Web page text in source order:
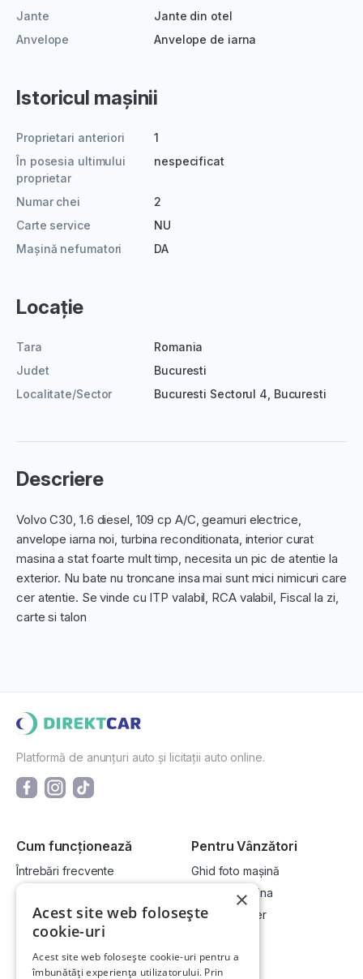
Jante
Jante din otel
Anvelope
Anvelope de iarna
Istoricul mașinii
Proprietari anteriori
1
În posesia ultimului
proprietar
nespecificat
Numar chei
2
Carte service
NU
Mașină nefumatori
DA
Locație
Tara
Romania
Judet
Bucuresti
Localitate/Sector
Bucuresti Sectorul 4, Bucuresti
Descriere
Volvo C30, 1.6 diesel, 109 cp A/C, geamuri electrice,
anvelope iarna noi, turbina reconditionata, interior curat
masina a stat foarte mult timp, necesita un pic de atentie la
exterior. Nu bate nu troncane insa mai sunt mici nimicuri care
cer atentie. Se vinde cu ITP valabil, RCA valabil, Fiscal la zi,
carte si talon
Platformă de anunțuri auto și licitații auto online.
Cum funcționează
Întrebări frecvente
Cum vând la licitație?
Pentru Vânzători
Ghid foto mașină
Vinde-ți mașina
Devino dealer
Link-uri utile Compania
×
Acest site web folosește
cookie-uri
Acest site web folosește cookie-uri pentru a
îmbunătăți experiența utilizatorului. Prin